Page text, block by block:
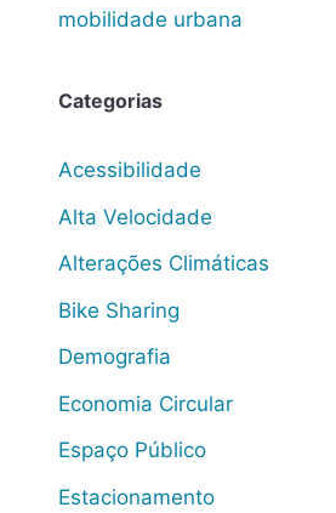
mobilidade urbana
Categorias
Acessibilidade
Alta Velocidade
Alterações Climáticas
Bike Sharing
Demografia
Economia Circular
Espaço Público
Estacionamento